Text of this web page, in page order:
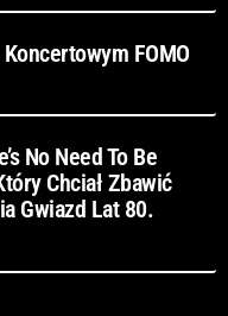
FOMO
No Need To Be
Chciał Zbawić
Gwiazd Lat 80.